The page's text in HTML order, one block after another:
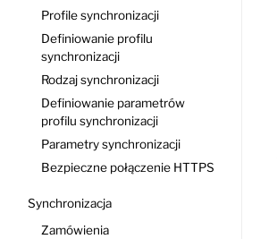
Profile synchronizacji
Definiowanie profilu
synchronizacji
Rodzaj synchronizacji
Definiowanie parametrów
profilu synchronizacji
Parametry synchronizacji
Bezpieczne połączenie HTTPS
Synchronizacja
Zamówienia